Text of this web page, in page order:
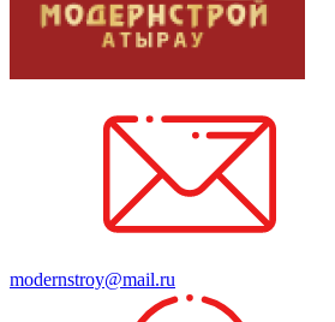
modernstroy@mail.ru